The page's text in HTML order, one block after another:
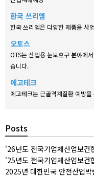
한국 쓰리엠
한국 쓰리엠은 다양한 제품을 사
오토스
OTS는 산업용 눈보호구 분야에
습니다.
에고테크
에고테크는 근골격계질환 예방
Posts
'26년도 전국기업체산업보건
'25년도 전국기업체산업보건
2025년 대한민국 안전산업박